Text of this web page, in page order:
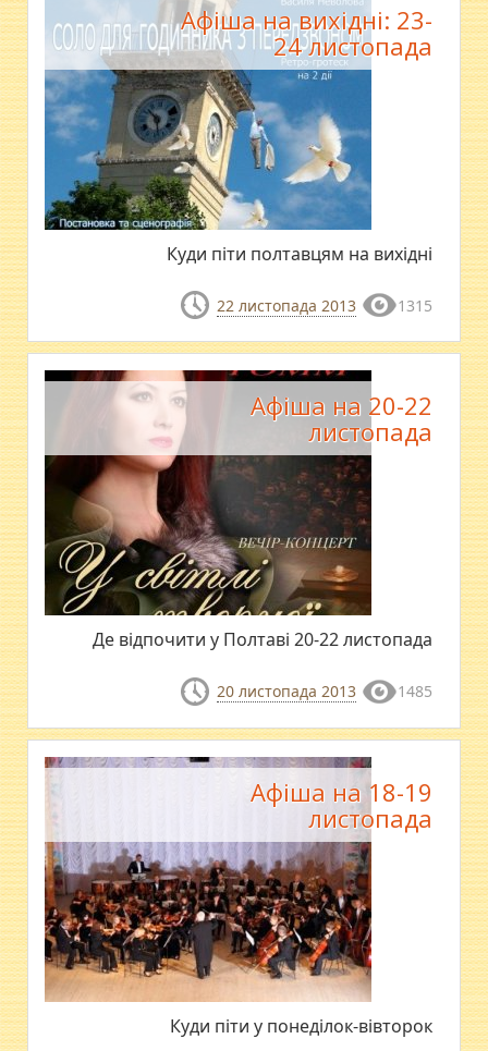
Афіша на вихідні: 23-
24 листопада
Куди піти полтавцям на вихідні
22 листопада 2013 1315
Афіша на 20-22
листопада
Де відпочити у Полтаві 20-22 листопада
20 листопада 2013 1485
Афіша на 18-19
листопада
Куди піти у понеділок-вівторок